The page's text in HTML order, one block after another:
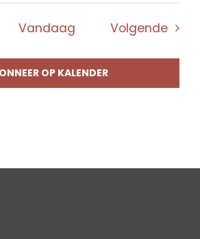
Vandaag Volgende
OP KALENDER